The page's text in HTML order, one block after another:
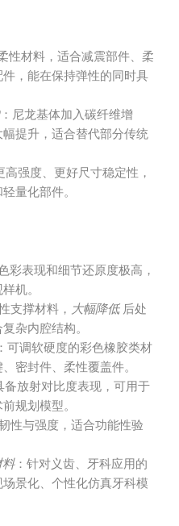
性材料，适合减震部件、柔
，能在保持弹性的同时具
：尼龙基体加入碳纤维增
提升，适合替代部分传统
高强度、更好尺寸稳定性，
量化部件。
彩表现和细节还原度极高，
机。
支撑材料， 大幅降低后处
杂内腔结构。
可调软硬度的彩色橡胶类材
密封件、柔性覆盖件。
备放射对比度表现，可用于
规划模型。
性与强度，适合功能性验
料：针对义齿、牙科应用的
景化、个性化仿真牙科模